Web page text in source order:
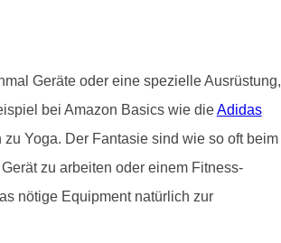
Geräte oder eine spezielle Ausrüstung,
bei Amazon Basics wie dieAdidas
Yoga. Der Fantasie sind wie so oft beim
zu arbeiten oder einem Fitness-
nötige Equipment natürlich zur